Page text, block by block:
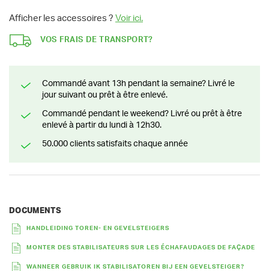
Afficher les accessoires ? Voir ici.
VOS FRAIS DE TRANSPORT?
Commandé avant 13h pendant la semaine? Livré le
jour suivant ou prêt à être enlevé.
Commandé pendant le weekend? Livré ou prêt à être
enlevé à partir du lundi à 12h30.
50.000 clients satisfaits chaque année
DOCUMENTS
HANDLEIDING TOREN- EN GEVELSTEIGERS
MONTER DES STABILISATEURS SUR LES ÉCHAFAUDAGES DE FAÇADE
WANNEER GEBRUIK IK STABILISATOREN BIJ EEN GEVELSTEIGER?